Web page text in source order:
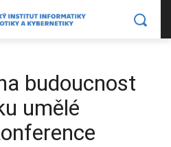
budoucnost
umělé